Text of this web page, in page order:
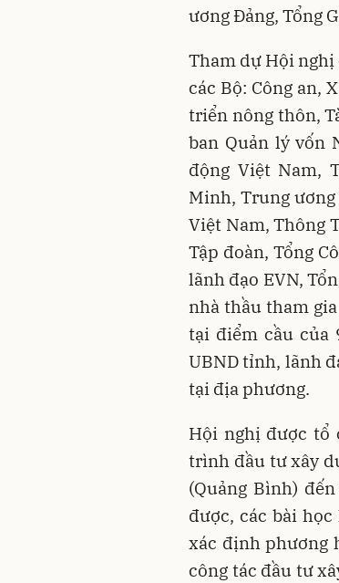
ương Đảng, Tổng
Tham dự Hội nghị
các Bộ: Công an,
triển nông thôn,
ban Quản lý vốn
động Việt Nam,
Minh, Trung
Việt Nam, Thông
Tập đoàn, Tổng
lãnh đạo EVN,
nhà thầu tham
tại điểm cầu của
UBND tỉnh, lãnh
tại địa phương.
Hội nghị được tổ
trình đầu tư xây
(Quảng Bình)
được, các bài
xác định phương
công tác đầu tư